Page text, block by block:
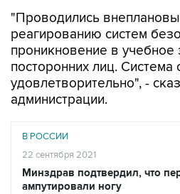
"Проводились
реагированию систем
проникновение в учебное
посторонних лиц. Система
удовлетворительно", -
администрации.
В РОССИИ
22 сентября 2021
Минздрав подтвердил, что
ампутировали ногу